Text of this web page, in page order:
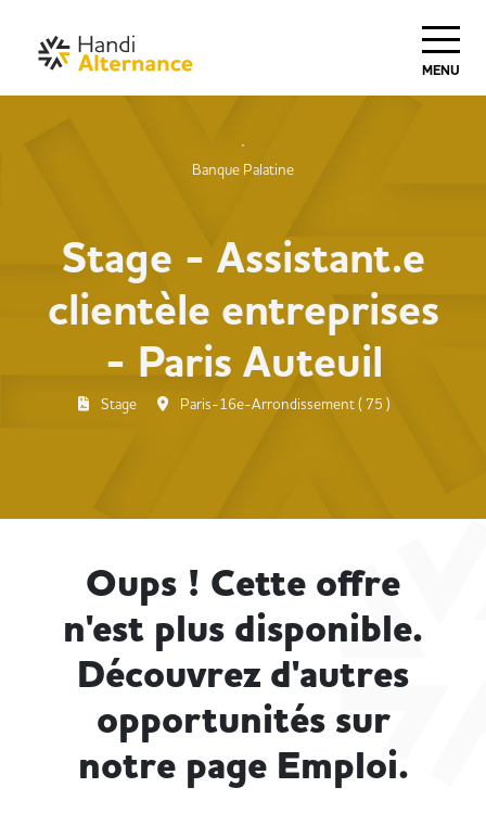
MENU
Banque Palatine
Stage - Assistant.e
clientèle entreprises
- Paris Auteuil
Stage Paris-16e-Arrondissement ( 75 )
Oups ! Cette offre
n'est plus disponible.
Découvrez d'autres
opportunités sur
notre page Emploi.